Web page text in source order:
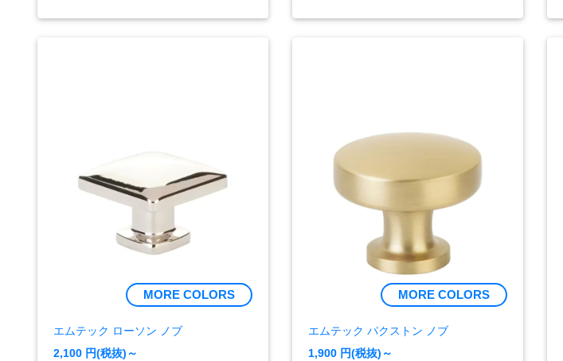
MORE COLORS
エムテック ローソン ノブ
2,100 円(税抜)～
MORE COLORS
エムテック パクストン ノブ
1,900 円(税抜)～